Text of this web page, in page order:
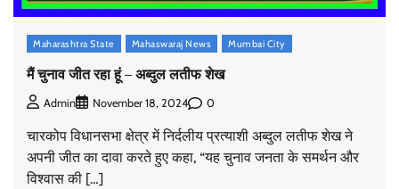
Maharashtra State Mahaswaraj News Mumbai City
मैं चुनाव जीत रहा हूं – अब्दुल लतीफ शेख
Admin November 18, 2024 0
चारकोप विधानसभा क्षेत्र में निर्दलीय प्रत्याशी अब्दुल लतीफ शेख ने
अपनी जीत का दावा करते हुए कहा, “यह चुनाव जनता के समर्थन और
विश्वास की […]